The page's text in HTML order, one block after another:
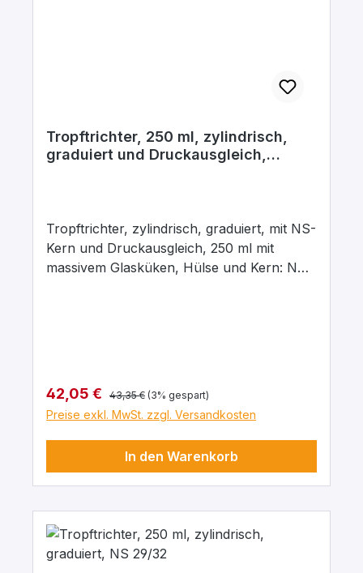
Tropftrichter, 250 ml, zylindrisch,
graduiert und Druckausgleich,
Tropftrichter, zylindrisch, graduiert, mit NS-
Kern und Druckausgleich, 250 ml mit
massivem Glasküken, Hülse und Kern: NS
Verkaufspreis:
42,05 € Regulärer Preis:
43,35 € (3% gespart)
Preise exkl. MwSt. zzgl. Versandkosten
In den Warenkorb